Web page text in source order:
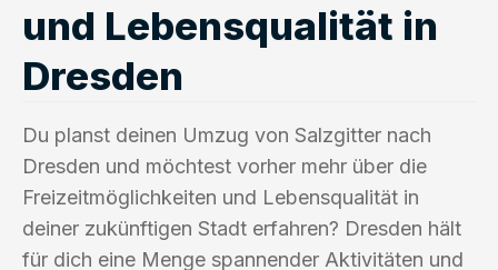
und Lebensqualität in
Dresden
Du planst deinen Umzug von Salzgitter nach
Dresden und möchtest vorher mehr über die
Freizeitmöglichkeiten und Lebensqualität in
deiner zukünftigen Stadt erfahren? Dresden hält
für dich eine Menge spannender Aktivitäten und